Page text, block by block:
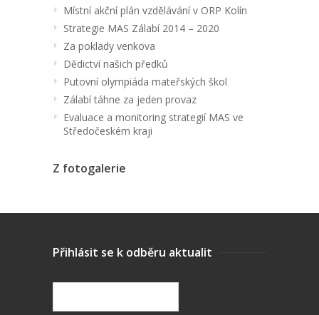
Místní akční plán vzdělávání v ORP Kolín
Strategie MAS Zálabí 2014 – 2020
Za poklady venkova
Dědictví našich předků
Putovní olympiáda mateřských škol
Zálabí táhne za jeden provaz
Evaluace a monitoring strategií MAS ve
Středočeském kraji
Z fotogalerie
Přihlásit se k odběru aktualit